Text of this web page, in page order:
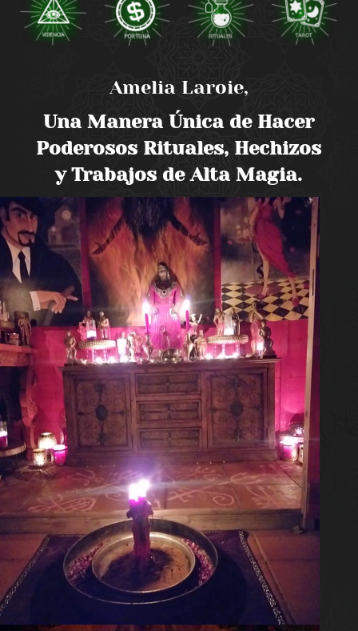
Amelia Laroie,
Una Manera Única de Hacer
Poderosos Rituales, Hechizos
y Trabajos de Alta Magia.